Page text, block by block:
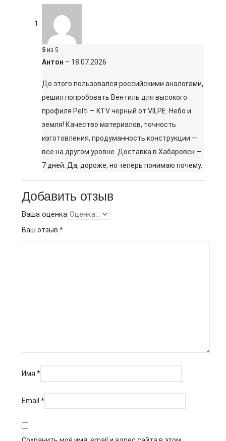
5 из 5
Антон – 18.07.2026
До этого пользовался российскими аналогами,
решил попробовать Вентиль для высокого
профиля Pelti — KTV черный от VILPE. Небо и
земля! Качество материалов, точность
изготовления, продуманность конструкции —
всё на другом уровне. Доставка в Хабаровск —
7 дней. Да, дороже, но теперь понимаю почему.
Добавить отзыв
Ваша оценка
Ваш отзыв *
Имя *
Email *